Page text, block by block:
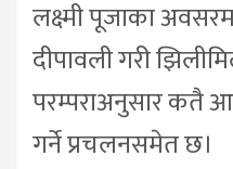
लक्ष्मी पूजाका
दीपावली गरी
परम्पराअनुसार कतै
गर्ने प्रचलनसमेत छ।